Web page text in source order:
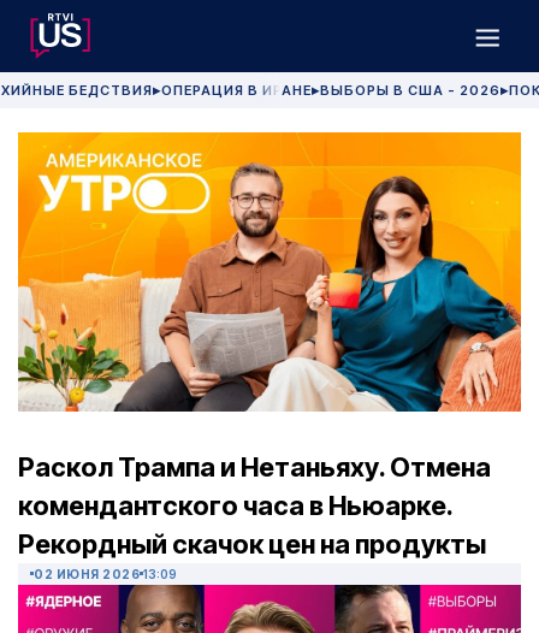
БЕДСТВИЯ▶ОПЕРАЦИЯ В ИРАНЕ▶ВЫБОРЫ В США - 2026 ▶
Раскол Трампа и Нетаньяху. Отмена
комендантского часа в Ньюарке.
Рекордный скачок цен на продукты
02 ИЮНЯ 2026 13:09